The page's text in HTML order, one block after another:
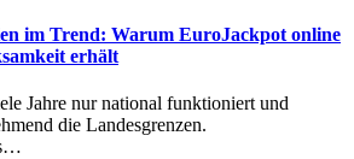
im Trend: Warum EuroJackpot online
erhält
Jahre nur national funktioniert und
die Landesgrenzen.